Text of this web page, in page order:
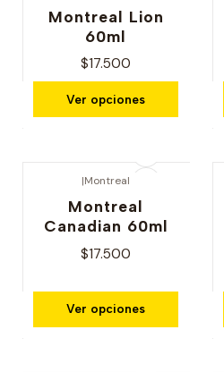
Montreal Lion
60ml
$17.500
Ver opciones
|Montreal
Montreal
Canadian 60ml
$17.500
Ver opciones